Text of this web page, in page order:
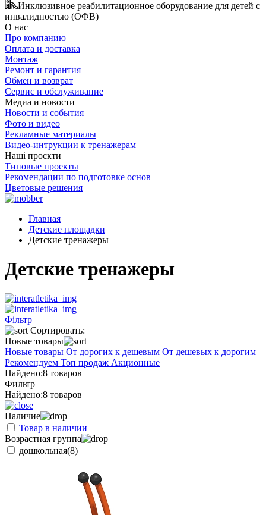
Инклюзивное реабилитационное оборудование для детей с
инвалидностью (ОФВ)
О нас
Про компанию
Оплата и доставка
Монтаж
Ремонт и гарантия
Обмен и возврат
Сервис и обслуживание
Медиа и новости
Новости и события
Фото и видео
Рекламные материалы
Видео-интрукции к тренажерам
Наші проєкти
Типовые проекты
Рекомендации по подготовке основ
Цветовые решения
Главная
Детские площадки
Детские тренажеры
Детские тренажеры
Фільтр
Сортировать:
Новые товары
Новые товары От дорогих к дешевым От дешевых к дорогим
Рекомендуем Топ продаж Акционные
Найдено:8 товаров
Фильтр
Найдено:8 товаров
Наличие
Товар в наличии
Возрастная группа
дошкольная(8)